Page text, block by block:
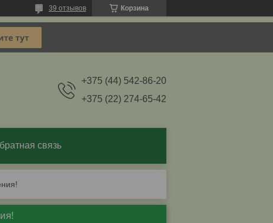
Корзина
39 отзывов
+375 (44) 542-86-20
+375 (22) 274-65-42
связь